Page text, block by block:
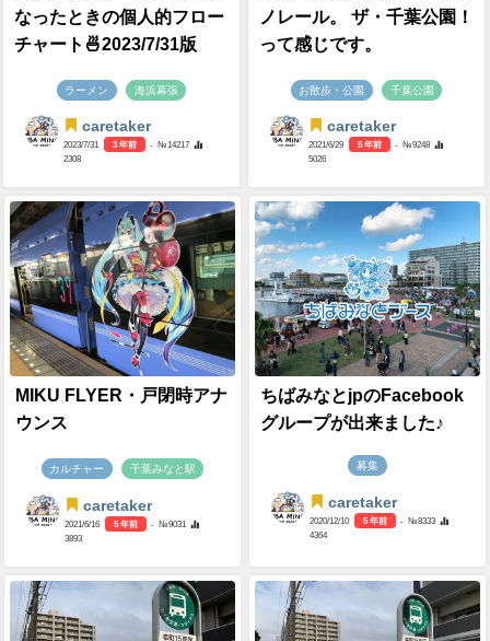
なったときの個人的フロー
チャート🍜2023/7/31版
ラーメン 海浜幕張
caretaker
2023/7/31 3 年前
- №14217
2308
ノレール。 ザ・千葉公園！
って感じです。
お散歩・公園 千葉公園
caretaker
2021/6/29 5 年前
- №9248
5026
MIKU FLYER・戸閉時アナ
ウンス
カルチャー 千葉みなと駅
caretaker
2021/6/16 5 年前
- №9031
3893
ちばみなとjpのFacebook
グループが出来ました♪
募集
caretaker
2020/12/10 5 年前
- №8333
4364